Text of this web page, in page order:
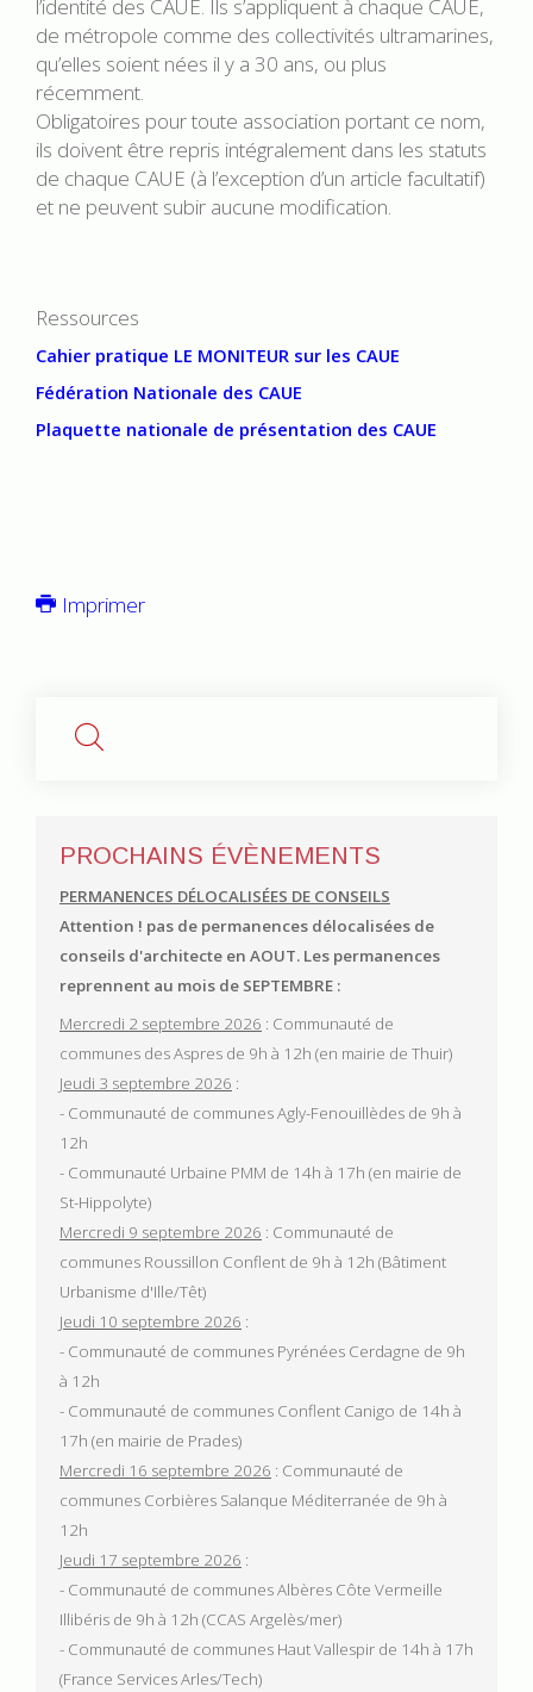
l’identité des CAUE. Ils s’appliquent à chaque CAUE,
de métropole comme des collectivités ultramarines,
qu’elles soient nées il y a 30 ans, ou plus
récemment.
Obligatoires pour toute association portant ce nom,
ils doivent être repris intégralement dans les statuts
de chaque CAUE (à l’exception d’un article facultatif)
et ne peuvent subir aucune modification.
Ressources
Cahier pratique LE MONITEUR sur les CAUE
Fédération Nationale des CAUE
Plaquette nationale de présentation des CAUE
Imprimer
PROCHAINS ÉVÈNEMENTS
PERMANENCES DÉLOCALISÉES DE CONSEILS
Attention ! pas de permanences délocalisées de
conseils d'architecte en AOUT. Les permanences
reprennent au mois de SEPTEMBRE :
Mercredi 2 septembre 2026 : Communauté de
communes des Aspres de 9h à 12h (en mairie de Thuir)
Jeudi 3 septembre 2026 :
- Communauté de communes Agly-Fenouillèdes de 9h à
12h
- Communauté Urbaine PMM de 14h à 17h (en mairie de
St-Hippolyte)
Mercredi 9 septembre 2026 : Communauté de
communes Roussillon Conflent de 9h à 12h (Bâtiment
Urbanisme d'Ille/Têt)
Jeudi 10 septembre 2026 :
- Communauté de communes Pyrénées Cerdagne de 9h
à 12h
- Communauté de communes Conflent Canigo de 14h à
17h (en mairie de Prades)
Mercredi 16 septembre 2026 : Communauté de
communes Corbières Salanque Méditerranée de 9h à
12h
Jeudi 17 septembre 2026 :
- Communauté de communes Albères Côte Vermeille
Illibéris de 9h à 12h (CCAS Argelès/mer)
- Communauté de communes Haut Vallespir de 14h à 17h
(France Services Arles/Tech)